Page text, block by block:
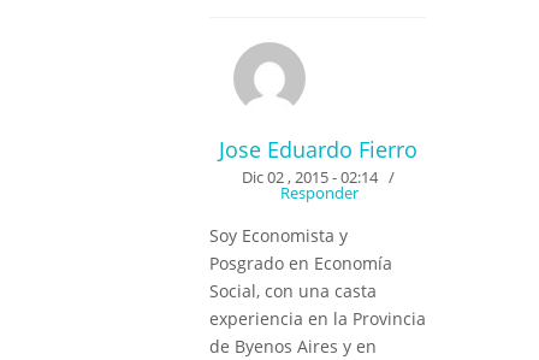
Jose Eduardo Fierro
Dic 02 , 2015 - 02:14 /
Responder
Soy Economista y
Posgrado en Economía
Social, con una casta
experiencia en la Provincia
de Byenos Aires y en